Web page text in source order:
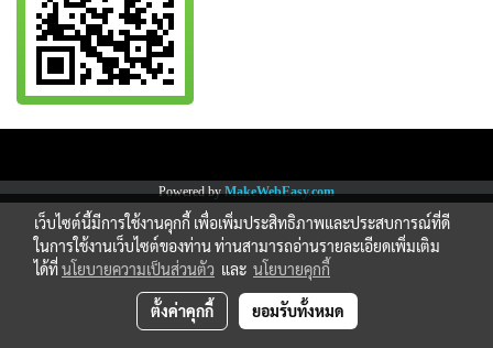
Powered byMakeWebEasy.com
เว็บไซต์นี้มีการใช้งานคุกกี้ เพื่อเพิ่มประสิทธิภาพและประสบการณ์ที่ดี
ในการใช้งานเว็บไซต์ของท่าน ท่านสามารถอ่านรายละเอียดเพิ่มเติม
ได้ที่นโยบายความเป็นส่วนตัว และ นโยบายคุกกี้
ตั้งค่าคุกกี้ ยอมรับทั้งหมด